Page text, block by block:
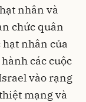
nhân và
chức quân
hạt nhân của
các cuộc
vào rạng
mạng và